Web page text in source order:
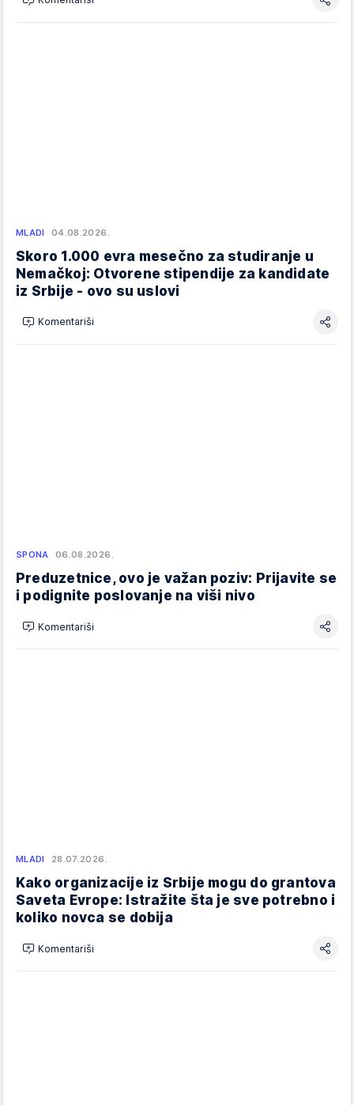
MLADI 04.08.2026.
Skoro 1.000 evra mesečno za studiranje u
Nemačkoj: Otvorene stipendije za kandidate
iz Srbije - ovo su uslovi
Komentariši
SPONA 06.08.2026.
Preduzetnice, ovo je važan poziv: Prijavite se
i podignite poslovanje na viši nivo
Komentariši
MLADI 28.07.2026.
Kako organizacije iz Srbije mogu do grantova
Saveta Evrope: Istražite šta je sve potrebno i
koliko novca se dobija
Komentariši